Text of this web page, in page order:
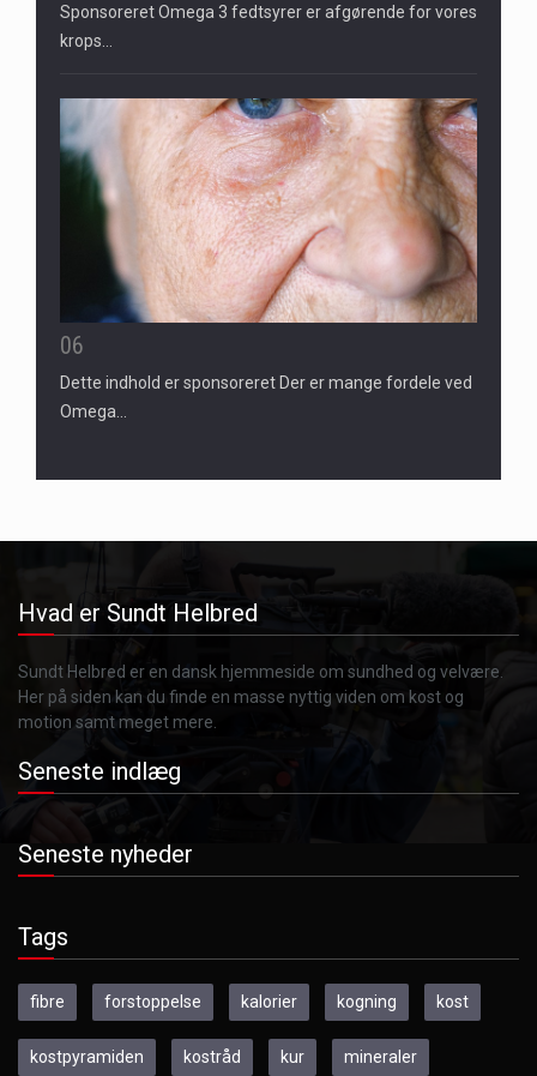
Sponsoreret Omega 3 fedtsyrer er afgørende for vores
krops…
06
Dette indhold er sponsoreret Der er mange fordele ved
Omega…
Hvad er Sundt Helbred
Sundt Helbred er en dansk hjemmeside om sundhed og velvære.
Her på siden kan du finde en masse nyttig viden om kost og
motion samt meget mere.
Seneste indlæg
Seneste nyheder
Tags
fibre forstoppelse kalorier kogning kost
kostpyramiden kostråd kur mineraler